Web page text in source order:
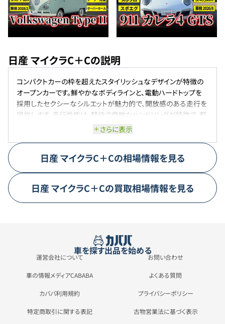
日産 マイクラC＋Cの説明
コンパクトカーの枠を超えたスタイリッシュなデザインが特徴の
オープンカーです。鮮やかなボディラインと、電動ハードトップを
採用したセクシーなシルエットが魅力的で、開放感のある走行を
提供します。走行性能は、軽快で俊敏なハンドリングが特徴で、都
市部でも快適に走行できるスムーズさを持ち合わせています。加
ティな走行感覚を楽しむことができます。
さらに表示
日産マイクラC＋Cの相場情報を見る
日産マイクラC＋Cの買取相場情報を見る
車を探す出品を始める
運営会社について お問い合わせ
車の情報メディアCABABA よくある質問
カババ利用規約 プライバシーポリシー
特定商取引に関する表記 古物営業法に基づく表示